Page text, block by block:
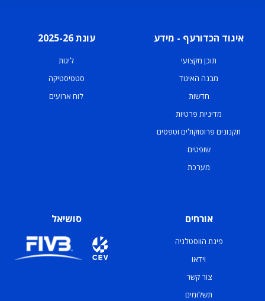
איגוד הכדורעף - מידע
תוכן מקצועי
מבנה האיגוד
חדשות
מדיניות פרטיות
תקנונים פרוטוקולים וטפסים
שופטים
מערכת
עונת 2025-26
ליגות
סטטיסטיקה
לוח ארועים
אורחים
פינת הווסטלגיה
וידאו
צור קשר
תשלומים
סושיאל